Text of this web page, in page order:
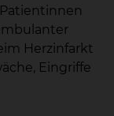
Herzinfarkt
Eingriffe